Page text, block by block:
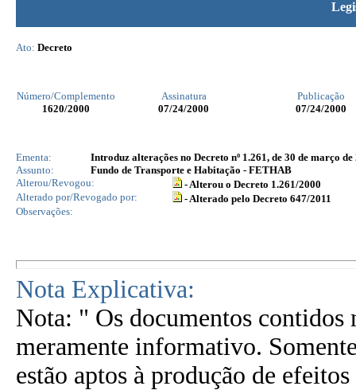
Ato: Decreto
Número/Complemento Assinatura
Publicação
1620/2000 07/24/2000 07/24/2000
Ementa:
Introduz alterações no Decreto nº 1.261, de 30 de março
Assunto:
Fundo de Transporte e Habitação - FETHAB
Alterou/Revogou:
- Alterou o Decreto 1.261/2000
Alterado por/Revogado por:
- Alterado pelo Decreto 647/2011
Observações:
Nota Explicativa:
Nota: " Os documentos contidos
meramente informativo.
estão aptos à produção de